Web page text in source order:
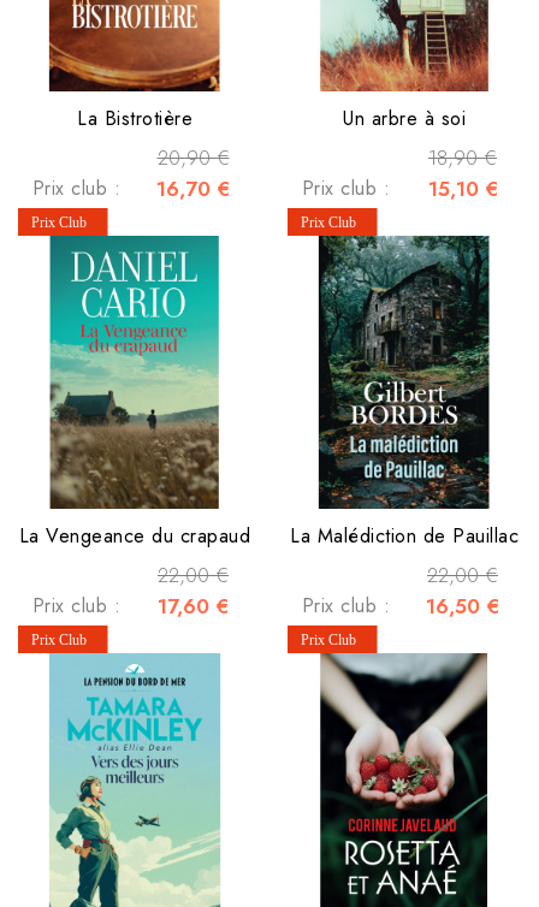
La Bistrotière
20,90 €
Prix club : 16,70 €
Un arbre à soi
18,90 €
Prix club : 15,10 €
La Vengeance du crapaud
22,00 €
Prix club : 17,60 €
La Malédiction de Pauillac
22,00 €
Prix club : 16,50 €